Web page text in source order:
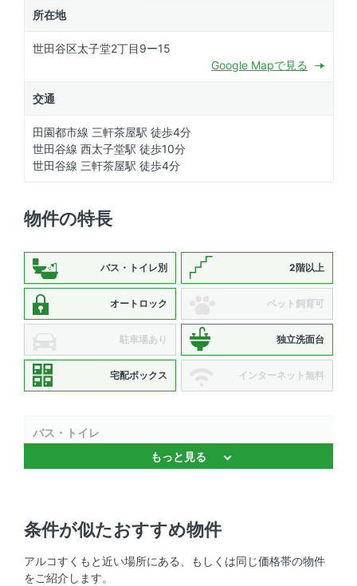
所在地
世田谷区太子堂2丁目9ー15
Google Mapで見る
交通
田園都市線 三軒茶屋駅 徒歩4分
世田谷線 西太子堂駅 徒歩10分
世田谷線 三軒茶屋駅 徒歩4分
物件の特長
バス・トイレ別 2階以上
オートロック ペット飼育可
駐車場あり 独立洗面台
宅配ボックス インターネット無料
バス・トイレ
独立洗面台 、 バストイレ別
システムキッチン 、 2口コンロ 、 コンロ2口以上
セキュリティ
もっと見る
条件が似たおすすめ物件
アルコすくもと近い場所にある、もしくは同じ価格帯の物件
をご紹介します。